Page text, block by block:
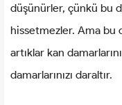
düşünürler, çünkü bu
hissetmezler. Ama bu
artıklar kan
damarlarınızı daraltır.